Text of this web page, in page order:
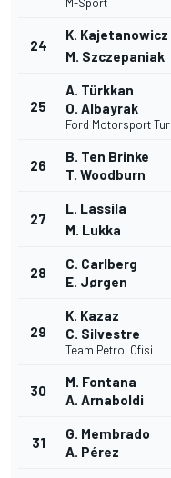
24
K. Kajetanowicz
M. Szczepaniak
25
A. Türkkan
O. Albayrak
Ford Motorsport
26
B. Ten Brinke
T. Woodburn
27
L. Lassila
M. Lukka
28
C. Carlberg
E. Jørgen
29
K. Kazaz
C. Silvestre
Team Petrol Ofisi
30
M. Fontana
A. Arnaboldi
31
G. Membrado
A. Pérez